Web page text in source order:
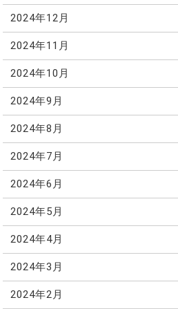
2024年12月
2024年11月
2024年10月
2024年9月
2024年8月
2024年7月
2024年6月
2024年5月
2024年4月
2024年3月
2024年2月